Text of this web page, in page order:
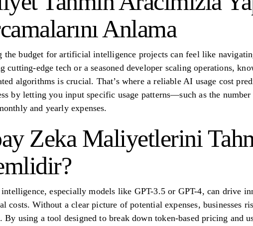
Anlama
the budget for artificial intelligence projects can feel like
cutting-edge tech or a seasoned developer scaling operations,
algorithms is crucial. That’s where a reliable AI usage cost
by letting you input specific usage patterns—such as the
and yearly expenses.
Zeka Maliyetlerini
especially models like GPT-3.5 or GPT-4, can drive
costs. Without a clear picture of potential expenses, businesses
By using a tool designed to break down token-based pricing and